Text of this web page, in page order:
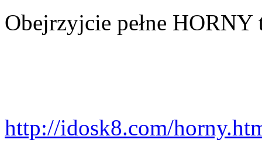
Obejrzyjcie pełne HORNY
http://idosk8.com/